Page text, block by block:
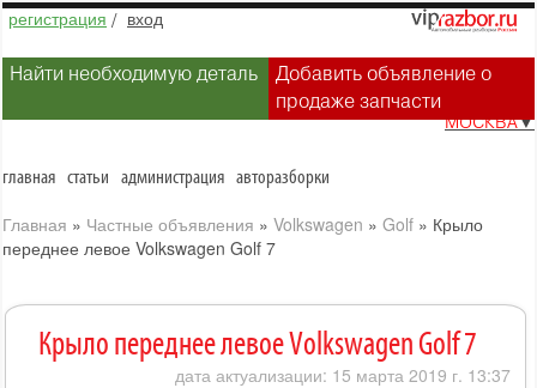
регистрация / вход
Найти необходимую деталь
Добавить объявление о
продаже запчасти
МОСКВА▼
главная статьи администрация авторазборки
Главная » Частные объявления » Volkswagen » Golf » Крыло
переднее левое Volkswagen Golf 7
Крыло переднее левое Volkswagen Golf 7
дата актуализации: 15 марта 2019 г. 13:37